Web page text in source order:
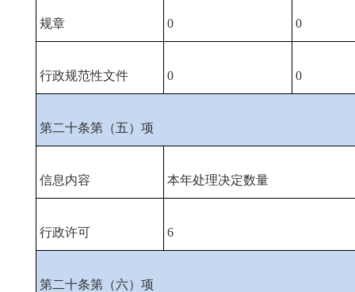
规章 0 0
行政规范性文件 0 0
第二十条第（五）项
信息内容 本年处理决定数量
行政许可 6
第二十条第（六）项